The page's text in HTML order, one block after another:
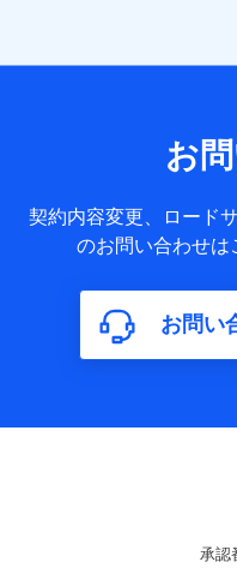
サービス提供等を通じて
基本情報
氏名、電話番号、メ
属性、連絡先、dポイ
構成、住所、dポイン
含まれます。
利用情報
ご契約状態・ご利用
関する情報、アプリ
報、購入されたサー
に関する情報、アン
お
契約内容変更、ロード
のお問い合わせは
お問い